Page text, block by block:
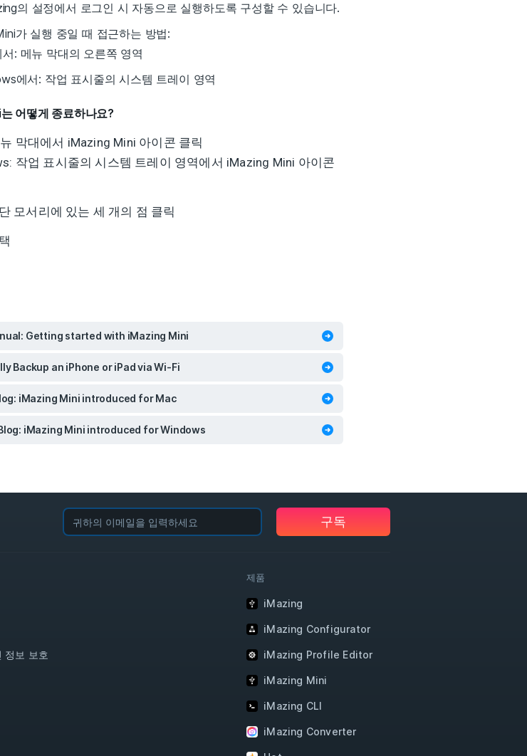
의 설정에서 로그인 시 자동으로 실행하도록 구성할 수 있습니다.
가 실행 중일 때 접근하는 방법:
: 메뉴 막대의 오른쪽 영역
에서: 작업 표시줄의 시스템 트레이 영역
어떻게 종료하나요?
막대에서 iMazing Mini 아이콘 클릭
작업 표시줄의 시스템 트레이 영역에서 iMazing Mini 아이콘
모서리에 있는 세 개의 점 클릭
Getting started with iMazing Mini
Backup an iPhone or iPad via Wi-Fi
iMazing Mini introduced for Mac
iMazing Mini introduced for Windows
구독
정보 보호
제품
iMazing
iMazing Configurator
iMazing Profile Editor
iMazing Mini
iMazing CLI
iMazing Converter